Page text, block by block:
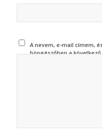
A nevem, e-mail címem,
böngészőben a